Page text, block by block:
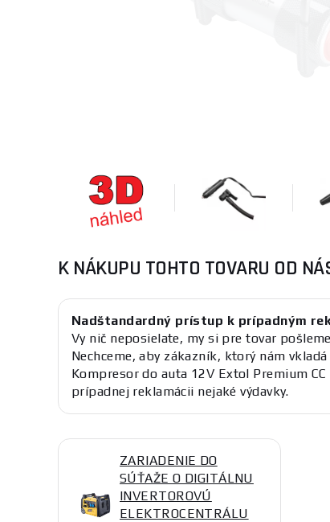
K NÁKUPU TOHTO TOVARU OD
Nadštandardný prístup k prípadným
Vy nič neposielate, my si pre tovar
Nechceme, aby zákazník, ktorý nám
Kompresor do auta 12V Extol Premium
prípadnej reklamácii nejaké výdavky.
ZARIADENIE DO
SÚŤAŽE O DIGITÁLNU
INVERTOROVÚ
ELEKTROCENTRÁLU